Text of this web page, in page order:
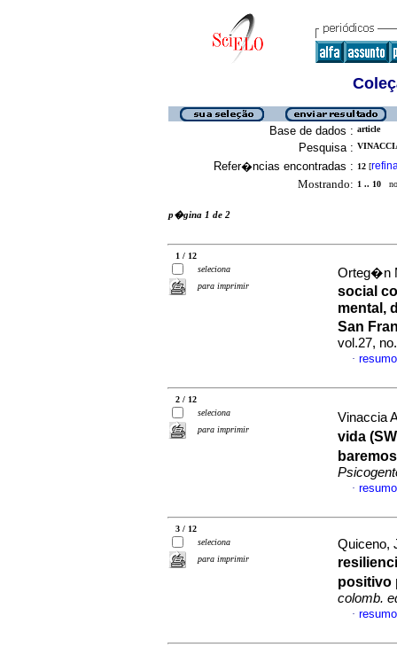
Base de dados : article
Pesquisa :
Refer�ncias encontradas : 12 [
Mostrando: 1 .. 10
p�gina 1 de 2
1 / 12
seleciona
para imprimir
Orteg�n
social
mental,
San
vol.27,
·
2 / 12
seleciona
para imprimir
Vinaccia
vida
·
3 / 12
seleciona
para imprimir
Quiceno,
positivo
colomb.
·